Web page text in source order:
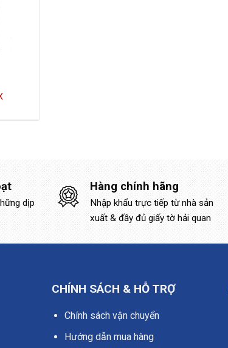
dịp
Hàng chính hãng
Nhập khẩu trực tiếp từ nhà sản
xuất & đầy đủ giấy tờ hải quan
CHÍNH SÁCH & HỖ TRỢ
Chính sách vận chuyển
Hướng dẫn mua hàng